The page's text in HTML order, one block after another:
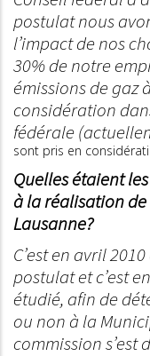
postulat nous
l’impact de nos
30% de notre
émissions de gaz
considération
fédérale
sont pris en
Quelles étaient
à la réalisation
Lausanne?
C’est en avril
postulat et c’est
étudié, afin de
ou non à la
commission s’est